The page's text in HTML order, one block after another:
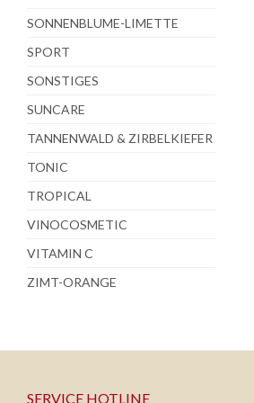
SONNENBLUME-LIMETTE
SPORT
SONSTIGES
SUNCARE
TANNENWALD & ZIRBELKIEFER
TONIC
TROPICAL
VINOCOSMETIC
VITAMIN C
ZIMT-ORANGE
SERVICE HOTLINE